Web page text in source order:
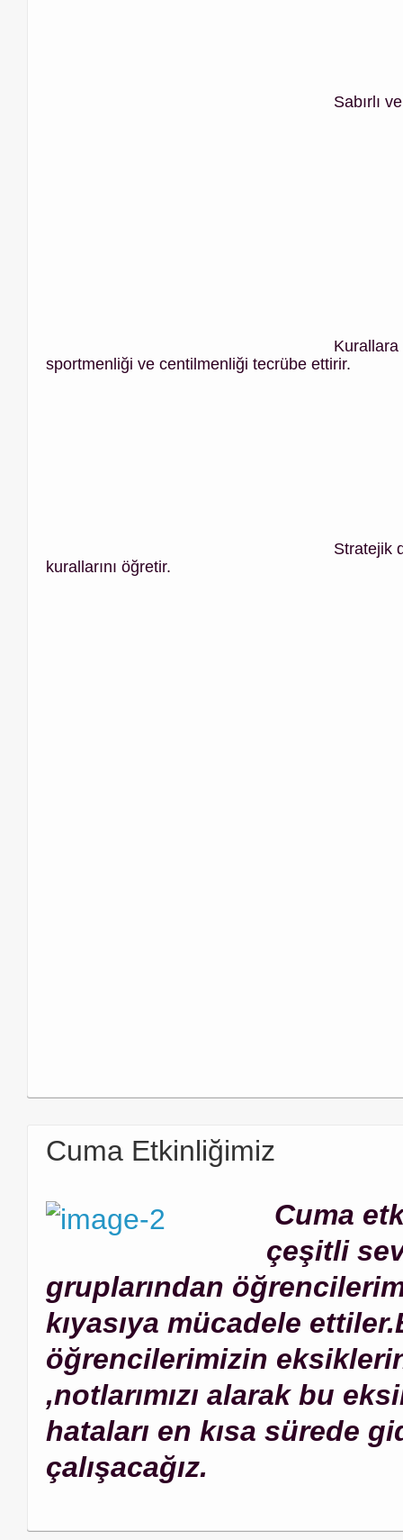
Sabırlı
Kurallara
sportmenliği ve centilmenliği tecrübe ettirir.
Stratejik
kurallarını öğretir.
Cuma Etkinliğimiz
Cuma
çeşitli
gruplarından
kıyasıya mücadele
öğrencilerimizin
,notlarımızı alarak bu
hataları en kısa sürede
çalışacağız.